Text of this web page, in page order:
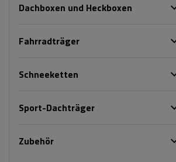
Dachboxen und Heckboxen
Fahrradträger
Schneeketten
Sport-Dachträger
Zubehör